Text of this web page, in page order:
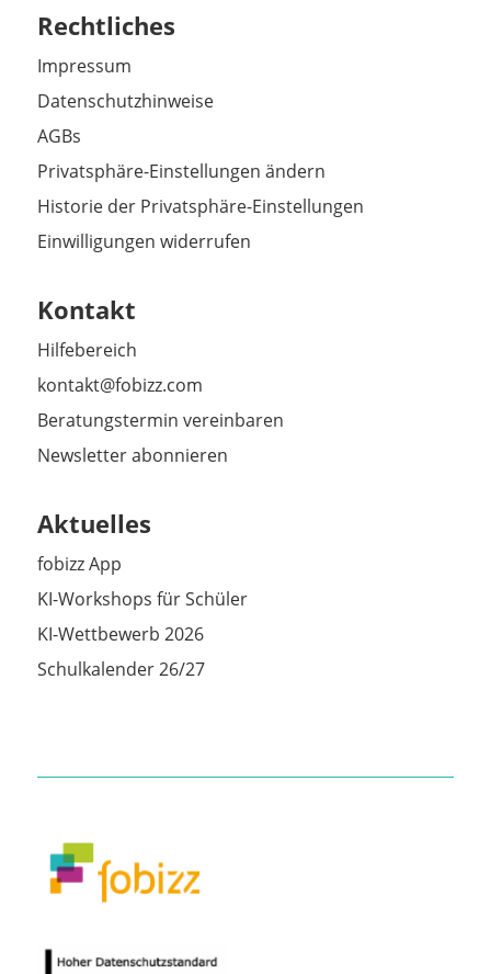
Rechtliches
Impressum
Datenschutzhinweise
AGBs
Privatsphäre-Einstellungen ändern
Historie der Privatsphäre-Einstellungen
Einwilligungen widerrufen
Kontakt
Hilfebereich
kontakt@fobizz.com
Beratungstermin vereinbaren
Newsletter abonnieren
Aktuelles
fobizz App
KI-Workshops für Schüler
KI-Wettbewerb 2026
Schulkalender 26/27